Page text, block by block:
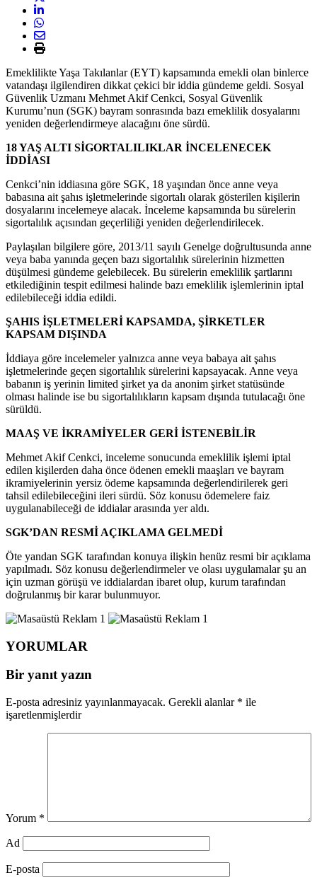
Emeklilikte Yaşa Takılanlar (EYT) kapsamında emekli olan binlerce
vatandaşı ilgilendiren dikkat çekici bir iddia gündeme geldi. Sosyal
Güvenlik Uzmanı Mehmet Akif Cenkci, Sosyal Güvenlik
Kurumu’nun (SGK) bayram sonrasında bazı emeklilik dosyalarını
yeniden değerlendirmeye alacağını öne sürdü.
18 YAŞ ALTI SİGORTALILIKLAR İNCELENECEK
İDDİASI
Cenkci’nin iddiasına göre SGK, 18 yaşından önce anne veya
babasına ait şahıs işletmelerinde sigortalı olarak gösterilen kişilerin
dosyalarını incelemeye alacak. İnceleme kapsamında bu sürelerin
sigortalılık açısından geçerliliği yeniden değerlendirilecek.
Paylaşılan bilgilere göre, 2013/11 sayılı Genelge doğrultusunda anne
veya baba yanında geçen bazı sigortalılık sürelerinin hizmetten
düşülmesi gündeme gelebilecek. Bu sürelerin emeklilik şartlarını
etkilediğinin tespit edilmesi halinde bazı emeklilik işlemlerinin iptal
edilebileceği iddia edildi.
ŞAHIS İŞLETMELERİ KAPSAMDA, ŞİRKETLER
KAPSAM DIŞINDA
İddiaya göre incelemeler yalnızca anne veya babaya ait şahıs
işletmelerinde geçen sigortalılık sürelerini kapsayacak. Anne veya
babanın iş yerinin limited şirket ya da anonim şirket statüsünde
olması halinde ise bu sigortalılıkların kapsam dışında tutulacağı öne
sürüldü.
MAAŞ VE İKRAMİYELER GERİ İSTENEBİLİR
Mehmet Akif Cenkci, inceleme sonucunda emeklilik işlemi iptal
edilen kişilerden daha önce ödenen emekli maaşları ve bayram
ikramiyelerinin yersiz ödeme kapsamında değerlendirilerek geri
tahsil edilebileceğini ileri sürdü. Söz konusu ödemelere faiz
uygulanabileceği de iddialar arasında yer aldı.
SGK’DAN RESMİ AÇIKLAMA GELMEDİ
Öte yandan SGK tarafından konuya ilişkin henüz resmi bir açıklama
yapılmadı. Söz konusu değerlendirmeler ve olası uygulamalar şu an
için uzman görüşü ve iddialardan ibaret olup, kurum tarafından
doğrulanmış bir karar bulunmuyor.
YORUMLAR
Bir yanıt yazın
E-posta adresiniz yayınlanmayacak. Gerekli alanlar * ile
işaretlenmişlerdir
Yorum *
Ad
E-posta